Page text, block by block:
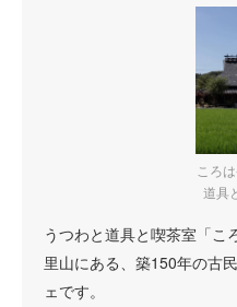
ころ
道具
うつわと道具と喫茶室「こ
里山にある、築150年の古
ェです。